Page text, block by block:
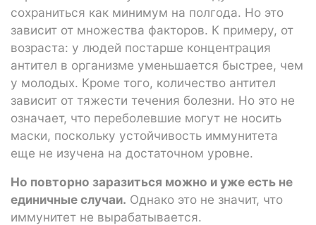
сохраниться как минимум на полгода. Но это
зависит от множества факторов. К примеру, от
возраста: у людей постарше концентрация
антител в организме уменьшается быстрее, чем
у молодых. Кроме того, количество антител
зависит от тяжести течения болезни. Но это не
означает, что переболевшие могут не носить
маски, поскольку устойчивость иммунитета
еще не изучена на достаточном уровне.
Но повторно заразиться можно и уже есть не
единичные случаи. Однако это не значит, что
иммунитет не вырабатывается.